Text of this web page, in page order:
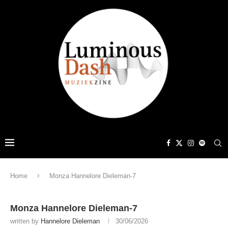
Home Monza Hannelore Dieleman-7
Monza Hannelore Dieleman-7
written by Hannelore Dieleman 30/06/2026